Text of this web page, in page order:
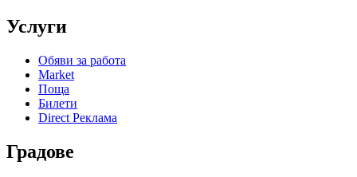
Услуги
Обяви за работа
Market
Поща
Билети
Direct Реклама
Градове